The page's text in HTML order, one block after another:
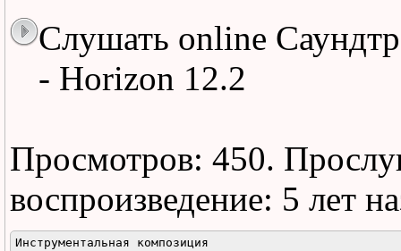
Слушать online
- Horizon 12.2
Просмотров: 450.
воспроизведение: 5 лет
Инструментальная композиция